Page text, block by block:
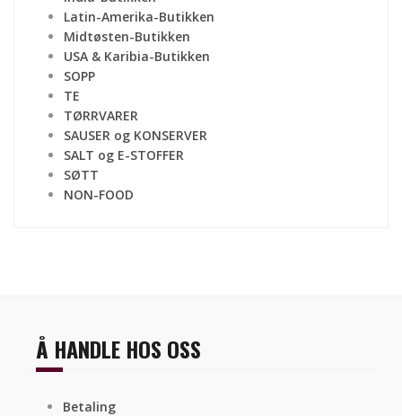
Latin-Amerika-Butikken
Midtøsten-Butikken
USA & Karibia-Butikken
SOPP
TE
TØRRVARER
SAUSER og KONSERVER
SALT og E-STOFFER
SØTT
NON-FOOD
Å HANDLE HOS OSS
Betaling